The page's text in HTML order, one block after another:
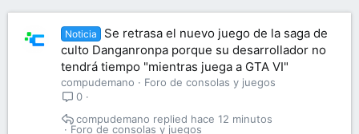
Noticia
Se retrasa el nuevo juego de la saga de
culto Danganronpa porque su desarrollador no
tendrá tiempo "mientras juega a GTA VI"
compudemano
Foro de consolas y juegos
0
Foro de consolas y juegos
hace 12 minutos
compudemano